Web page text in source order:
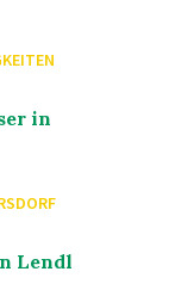
in
Lendl